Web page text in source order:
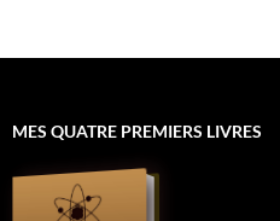
MES QUATRE PREMIERS LIVRES